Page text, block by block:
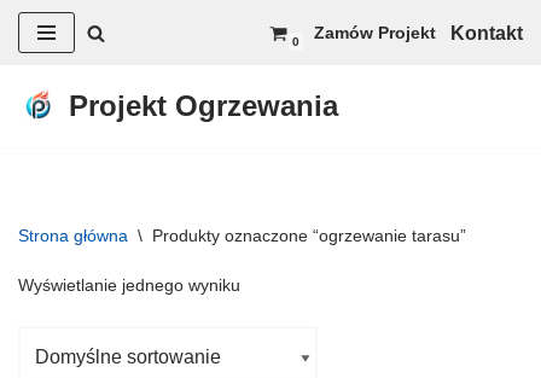
do
0 Zamów Projekt Kontakt
Projekt Ogrzewania
Strona główna \ Produkty oznaczone “ogrzewanie tarasu”
Wyświetlanie jednego wyniku